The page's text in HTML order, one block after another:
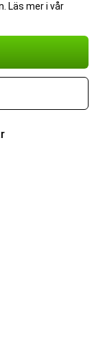
Läs mer i vår